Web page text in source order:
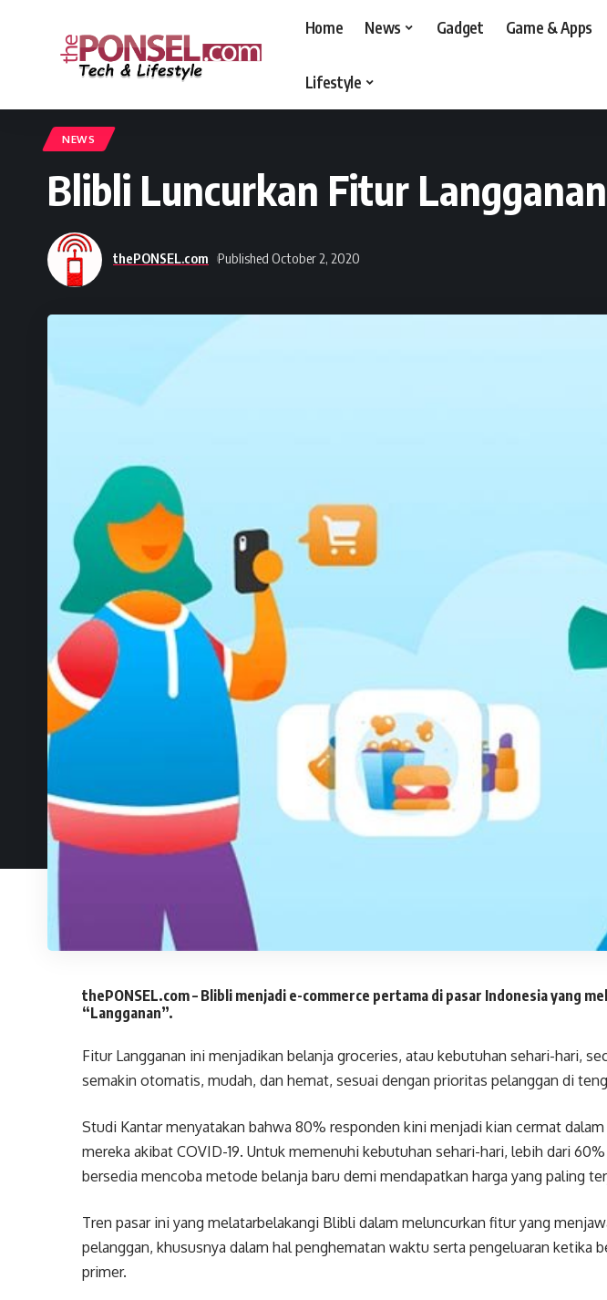
Home News Gadget Game & Apps
Lifestyle
NEWS
Blibli Luncurkan Fitur
thePONSEL.com Published October 2, 2020
thePONSEL.com – Blibli menjadi e-commerce pertama di pasar Indonesia yang
“Langganan”.
Fitur Langganan ini menjadikan belanja groceries, atau kebutuhan sehari-hari,
semakin otomatis, mudah, dan hemat, sesuai dengan prioritas pelanggan di
Studi Kantar menyatakan bahwa 80% responden kini menjadi kian cermat
mereka akibat COVID-19. Untuk memenuhi kebutuhan sehari-hari, lebih dari
bersedia mencoba metode belanja baru demi mendapatkan harga yang paling
Tren pasar ini yang melatarbelakangi Blibli dalam meluncurkan fitur yang
pelanggan, khususnya dalam hal penghematan waktu serta pengeluaran ketika
primer.